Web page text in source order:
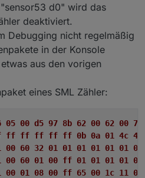
d0" wird das
deaktiviert.
Debugging nicht regelmäßig
in der Konsole
aus den vorigen
eines SML Zähler:
05 00 d5 97 8b 62 00 62 00
ff ff ff ff ff 0b 0a 01 4c 47
00 60 32 01 01 01 01 01 01
00 60 01 00 ff 01 01 01 01
00 01 08 00 ff 65 00 1c 11